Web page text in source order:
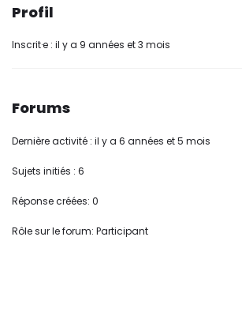
Profil
Inscrit·e : il y a 9 années et 3 mois
Forums
Dernière activité : il y a 6 années et 5 mois
Sujets initiés : 6
Réponse créées: 0
Rôle sur le forum: Participant